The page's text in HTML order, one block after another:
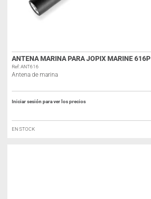
ANTENA MARINA PARA JOPIX MARINE 616P
Ref: ANT616
Antena de marina
Iniciar sesión para ver los precios
EN STOCK